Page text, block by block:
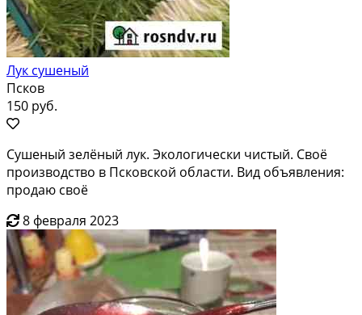
Лук сушеный
Псков
150 руб.
Сушеный зелёный лук. Экологически чистый. Своё
производство в Псковской области. Вид объявления:
продаю своё
8 февраля 2023